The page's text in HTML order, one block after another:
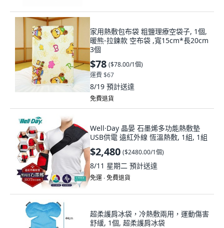
家用熱敷包布袋 粗鹽理療空袋子, 1個,
暖熊-拉鍊款 空布袋 ,寬15cm*長20cm
3個
$78 ($78.00/1個)
運費 $67
8/19 預計送達
免費退貨
Well·Day 晶晏 石墨烯多功能熱敷墊
USB供電 遠紅外線 恆溫熱敷, 1組, 1組
$2,480 ($2480.00/1個)
8/11 星期二 預計送達
免運 ∙ 免費退貨
超柔護肩冰袋，冷熱敷兩用，運動傷害
舒緩, 1個, 超柔護肩冰袋